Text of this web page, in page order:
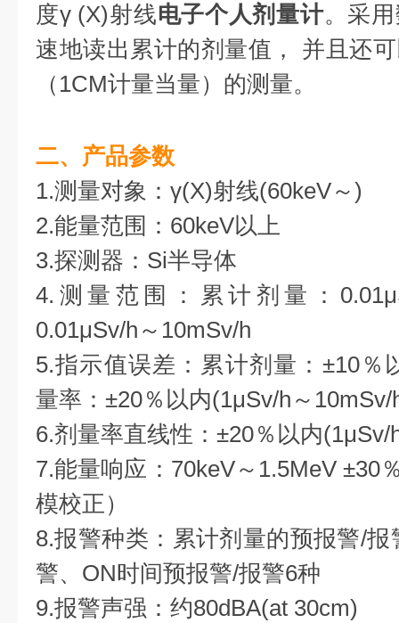
度γ (X)射线电子个人剂量计。采
速地读出累计的剂量值， 并且还
（1CM计量当量）的测量。
二、产品参数
1.测量对象：γ(X)射线(60keV～)
2.能量范围：60keV以上
3.探测器：Si半导体
4.测量范围：累计剂量：
0.01μSv/h～10mSv/h
5.指示值误差：累计剂量：±10％
量率：±20％以内(1μSv/h～10mSv/
6.剂量率直线性：±20％以内(1μSv/
7.能量响应：70keV～1.5MeV ±30
模校正）
8.报警种类：累计剂量的预报警/
警、ON时间预报警/报警6种
9.报警声强：约80dBA(at 30cm)